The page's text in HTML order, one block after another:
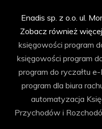
Enadis sp. z o.o. ul.
Zobacz również
księgowości program
księgowości program
program do ryczałtu e-
program dla biura
automatyzacja
Przychodów i